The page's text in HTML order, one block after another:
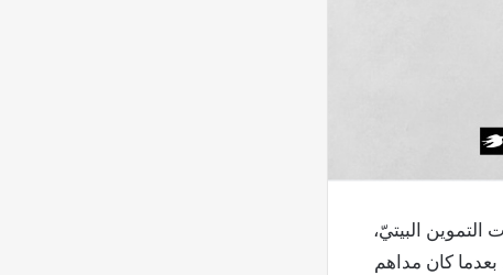
البيتيّ،
كان مداهم